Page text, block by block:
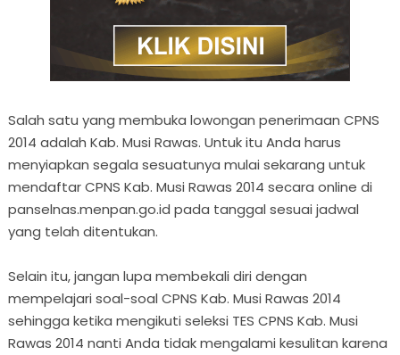
Salah satu yang membuka lowongan penerimaan CPNS
2014 adalah Kab. Musi Rawas. Untuk itu Anda harus
menyiapkan segala sesuatunya mulai sekarang untuk
mendaftar CPNS Kab. Musi Rawas 2014 secara online di
panselnas.menpan.go.id pada tanggal sesuai jadwal
yang telah ditentukan.
Selain itu, jangan lupa membekali diri dengan
mempelajari soal-soal CPNS Kab. Musi Rawas 2014
sehingga ketika mengikuti seleksi TES CPNS Kab. Musi
Rawas 2014 nanti Anda tidak mengalami kesulitan karena